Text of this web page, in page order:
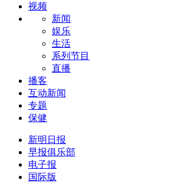
视频
新闻
娱乐
生活
系列节目
直播
播客
互动新闻
专题
保健
新明日报
早报俱乐部
电子报
国际版